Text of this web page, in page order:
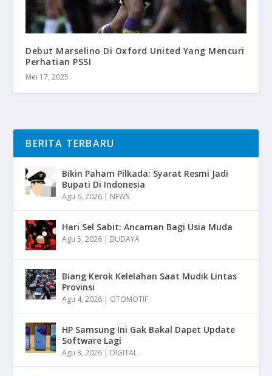
Debut Marselino Di Oxford United Yang Mencuri
Perhatian PSSI
Mei 17, 2025
BERITA TERBARU
Bikin Paham Pilkada: Syarat Resmi Jadi
Bupati Di Indonesia
Agu 6, 2026 | NEWS
Hari Sel Sabit: Ancaman Bagi Usia Muda
Agu 5, 2026 | BUDAYA
Biang Kerok Kelelahan Saat Mudik Lintas
Provinsi
Agu 4, 2026 | OTOMOTIF
HP Samsung Ini Gak Bakal Dapet Update
Software Lagi
Agu 3, 2026 | DIGITAL